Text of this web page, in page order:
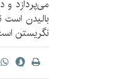
می‌پردازد و
بالیدن
نگریستن